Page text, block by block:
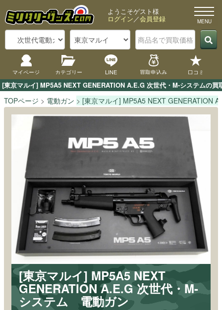
[東京マルイ] MP5A5 NEXT GENERATION A.E.G 次世代・M-システムの
ようこそゲスト様
ログイン／会員登録
マイページ カテゴリー LINE 買取申込み 口コミ
TOPページ 電動ガン [東京マルイ] MP5A5 NEXT GENERATION
[東京マルイ] MP5A5 NEXT
GENERATION A.E.G 次世代・M-
システム 電動ガン